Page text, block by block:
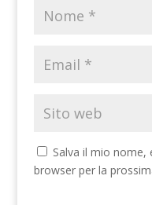
Salva il mio nome,
browser per la